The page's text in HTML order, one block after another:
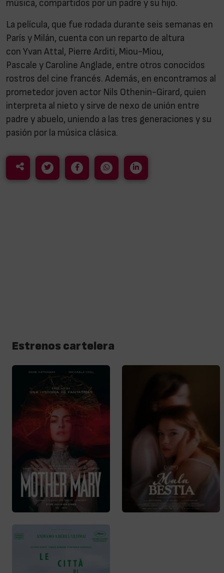
música, compartidos por un padre y su hijo.
La película, que fue rodada durante seis semanas en
París y Milán, cuenta con un reparto de altura
con Yvan Attal, Pierre Arditi, Miou-Miou,
Pascale y Caroline Anglade, entre otros conocidos
rostros del cine francés. Además, en encontramos al
prometedor joven actor Nils Othenin-Girard, quien
interpreta al nieto y sirve de nexo de unión entre
padre y abuelo, uniendo a las tres generaciones y su
pasión por la música clásica.
Estrenos cartelera